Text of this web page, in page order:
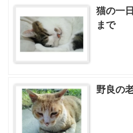
猫の一
まで
野良の